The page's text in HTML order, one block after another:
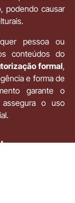
podendo causar
pessoa ou
conteúdos do
formal,
e forma de
garante o
o uso